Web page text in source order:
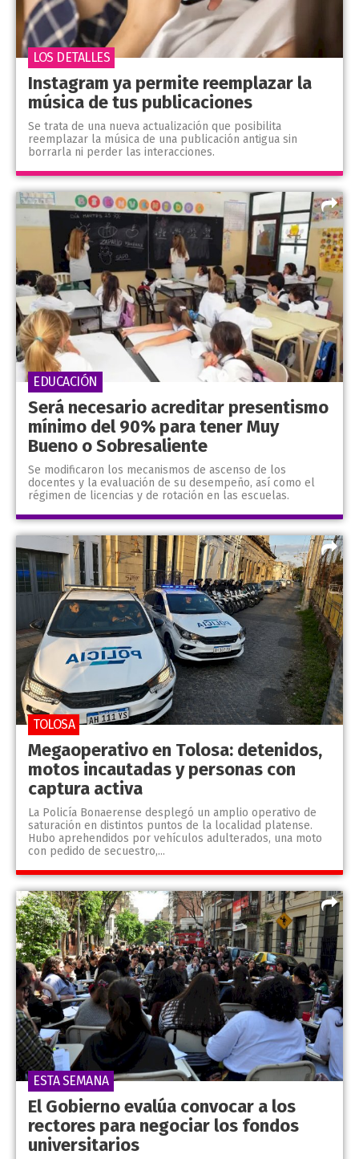
Instagram ya permite reemplazar la
música de tus publicaciones
Se trata de una nueva actualización que posibilita
reemplazar la música de una publicación antigua sin
borrarla ni perder las interacciones.
LOS DETALLES
Será necesario acreditar presentismo
mínimo del 90% para tener Muy
Bueno o Sobresaliente
Se modificaron los mecanismos de ascenso de los
docentes y la evaluación de su desempeño, así como el
régimen de licencias y de rotación en las escuelas.
EDUCACIÓN
Megaoperativo en Tolosa: detenidos,
motos incautadas y personas con
captura activa
La Policía Bonaerense desplegó un amplio operativo de
saturación en distintos puntos de la localidad platense.
Hubo aprehendidos por vehículos adulterados, una moto
con pedido de secuestro,...
TOLOSA
El Gobierno evalúa convocar a los
rectores para negociar los fondos
universitarios
ESTA SEMANA